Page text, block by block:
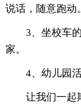
说话，随意跑动。
3、坐校车
家。
4、幼儿园
让我们一起